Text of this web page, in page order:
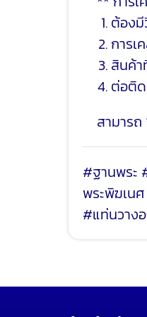
ต้องมี
การเ
สินค้า
ต่อติ
สามาร
#ฐานพระ
พระพิฆเน
#แท่นวาง